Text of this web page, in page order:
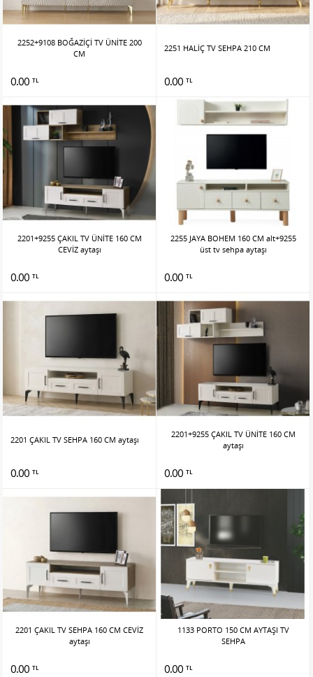
2252+9108 BOĞAZİÇİ TV ÜNİTE 200
CM
0.00 TL
2251 HALİÇ TV SEHPA 210 CM
0.00 TL
2201+9255 ÇAKIL TV ÜNİTE 160 CM
CEVİZ aytaşı
0.00 TL
2255 JAYA BOHEM 160 CM alt+9255
üst tv sehpa aytaşı
0.00 TL
2201 ÇAKIL TV SEHPA 160 CM aytaşı
0.00 TL
2201+9255 ÇAKIL TV ÜNİTE 160 CM
aytaşı
0.00 TL
2201 ÇAKIL TV SEHPA 160 CM CEVİZ
aytaşı
0.00 TL
1133 PORTO 150 CM AYTAŞI TV
SEHPA
0.00 TL